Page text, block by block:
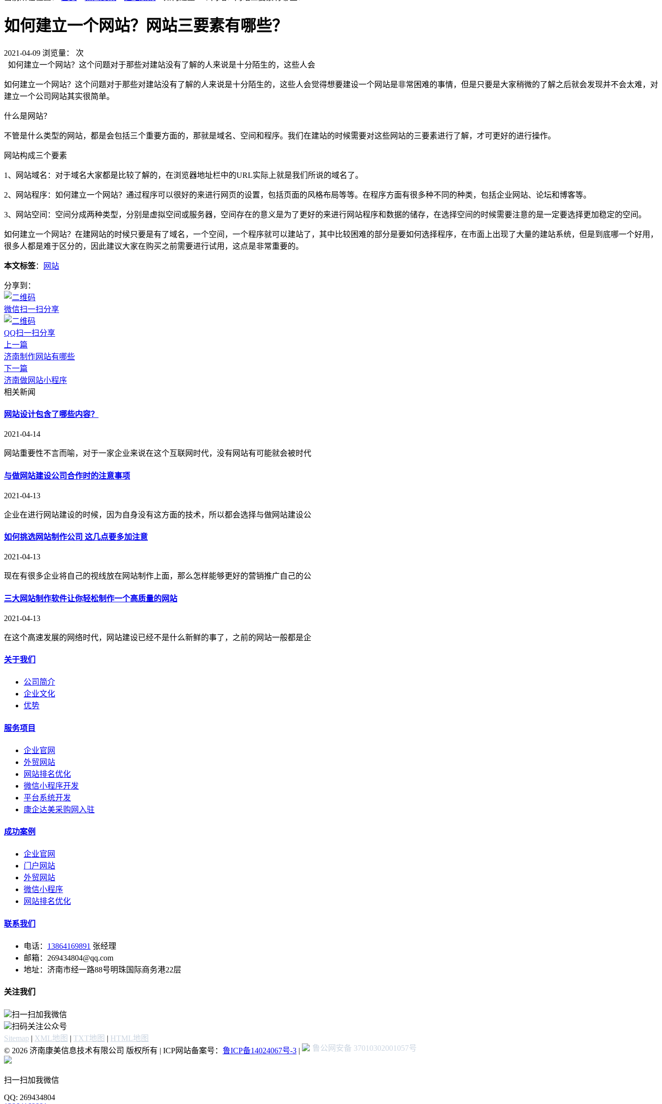
如何建立一个网站？网站三要素有哪些？
2021-04-09 浏览量：
次
如何建立一个网站？这个问题对于那些对建站没有了解的人来说是十分陌生的，这些人会
如何建立一个网站？这个问题对于那些对建站没有了解的人来说是十分陌生的，这些人会觉得想要建设一个网站是非常困难的事情，但是只要是大家稍微的了解之后就会发现并不会太难，对
建立一个公司网站其实很简单。
什么是网站？
不管是什么类型的网站，都是会包括三个重要方面的，那就是域名、空间和程序。我们在建站的时候需要对这些网站的三要素进行了解，才可更好的进行操作。
网站构成三个要素
1、网站域名：对于域名大家都是比较了解的，在浏览器地址栏中的URL实际上就是我们所说的域名了。
2、网站程序：如何建立一个网站？通过程序可以很好的来进行网页的设置，包括页面的风格布局等等。在程序方面有很多种不同的种类，包括企业网站、论坛和博客等。
3、网站空间：空间分成两种类型，分别是虚拟空间或服务器，空间存在的意义是为了更好的来进行网站程序和数据的储存，在选择空间的时候需要注意的是一定要选择更加稳定的空间。
如何建立一个网站？在建网站的时候只要是有了域名，一个空间，一个程序就可以建站了，其中比较困难的部分是要如何选择程序，在市面上出现了大量的建站系统，但是到底哪一个好用，
很多人都是难于区分的，因此建议大家在购买之前需要进行试用，这点是非常重要的。
本文标签： 网站
分享到：
微信扫一扫分享
QQ扫一扫分享
上一篇
济南制作网站有哪些
下一篇
济南做网站小程序
相关新闻
网站设计包含了哪些内容？
2021-04-14
网站重要性不言而喻，对于一家企业来说在这个互联网时代，没有网站有可能就会被时代
与做网站建设公司合作时的注意事项
2021-04-13
企业在进行网站建设的时候，因为自身没有这方面的技术，所以都会选择与做网站建设公
如何挑选网站制作公司 这几点要多加注意
2021-04-13
现在有很多企业将自己的视线放在网站制作上面，那么怎样能够更好的营销推广自己的公
三大网站制作软件让你轻松制作一个高质量的网站
2021-04-13
在这个高速发展的网络时代，网站建设已经不是什么新鲜的事了，之前的网站一般都是企
关于我们
公司简介
企业文化
优势
服务项目
企业官网
外贸网站
网站排名优化
微信小程序开发
平台系统开发
康企达美采购网入驻
成功案例
企业官网
门户网站
外贸网站
微信小程序
网站排名优化
联系我们
电话： 13864169891 张经理
邮箱：269434804@qq.com
地址：济南市经一路88号明珠国际商务港22层
关注我们
扫一扫加我微信
扫码关注公众号
Sitemap | XML地图 | TXT地图 | HTML地图
© 2026 济南康美信息技术有限公司 版权所有 | ICP网站备案号： 鲁ICP备14024067号-3 | 鲁公网安备 37010302001057号
扫一扫加我微信
QQ: 269434804